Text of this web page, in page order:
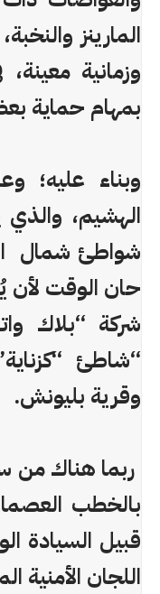
المارينز
وزمانية
بمهام حماية
وبناء عليه؛
الهشيم،
شواطئ شمال
حان الوقت لأن
شركة “بلاك
“شاطئ
وقرية بليونش.
ربما هناك من
بالخطب
قبيل السيادة
اللجان الأمنية